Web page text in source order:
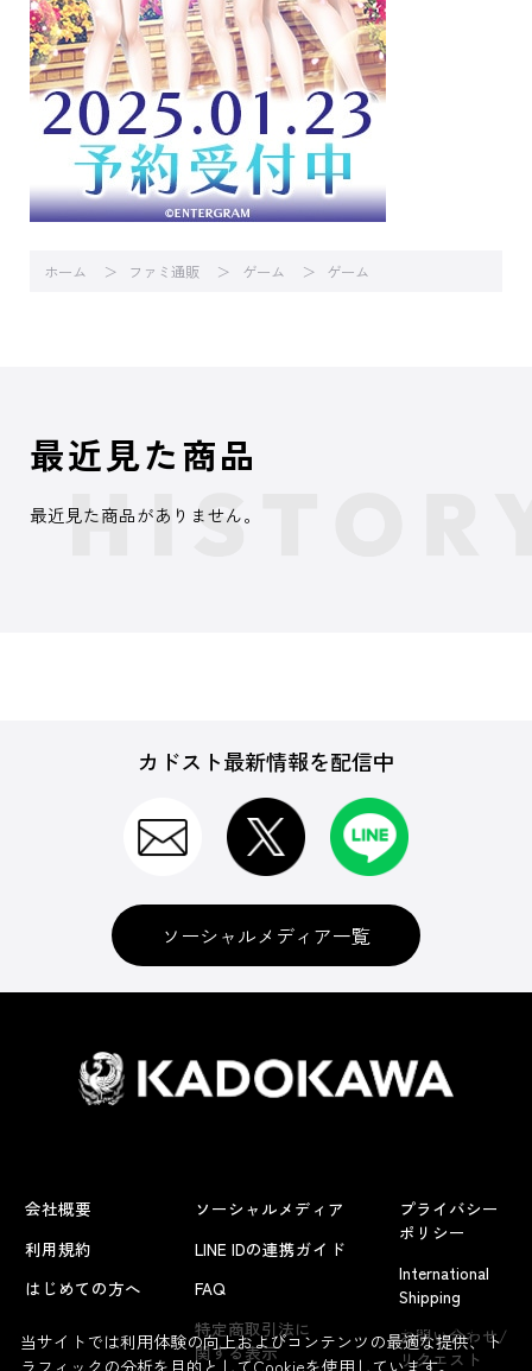
ホーム ファミ通販 ゲーム ゲーム
よくあるお問い合わせ
最近見た商品
最近見た商品がありません。
カドスト最新情報を配信中
ソーシャルメディア一覧
会社概要
利用規約
はじめての方へ
ソーシャルメディア
LINE IDの連携ガイド
FAQ
特定商取引法に
関する表示
プライバシー
ポリシー
International
Shipping
お問い合わせ/
リクエスト
当サイトでは利用体験の向上およびコンテンツの最適な提供、ト